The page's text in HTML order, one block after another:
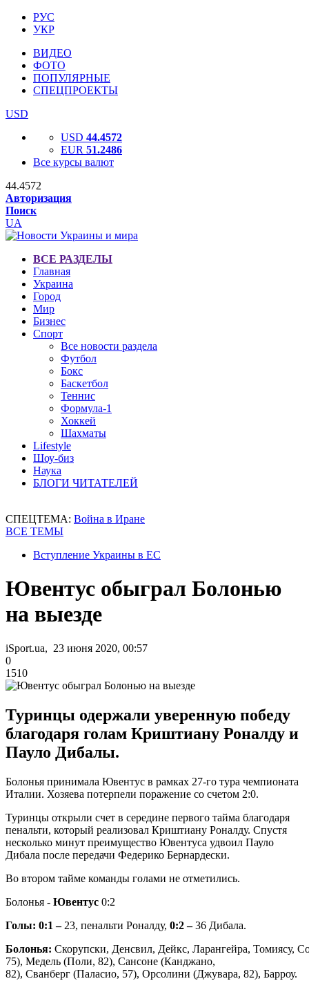
РУС
УКР
ВИДЕО
ФОТО
ПОПУЛЯРНЫЕ
СПЕЦПРОЕКТЫ
USD
USD 44.4572
EUR 51.2486
Все курсы валют
44.4572
Авторизация
Поиск
UA
ВСЕ РАЗДЕЛЫ
Главная
Украина
Город
Мир
Бизнес
Спорт
Все новости раздела
Футбол
Бокс
Баскетбол
Теннис
Формула-1
Хоккей
Шахматы
Lifestyle
Шоу-биз
Наука
БЛОГИ ЧИТАТЕЛЕЙ
СПЕЦТЕМА: Война в Иране
ВСЕ ТЕМЫ
Вступление Украины в ЕС
Ювентус обыграл Болонью
на выезде
iSport.ua, 23 июня 2020, 00:57
0
1510
Туринцы одержали уверенную победу
благодаря голам Криштиану Роналду и
Пауло Дибалы.
Болонья принимала Ювентус в рамках 27-го тура чемпионата
Италии. Хозяева потерпели поражение со счетом 2:0.
Туринцы открыли счет в середине первого тайма благодаря
пенальти, который реализовал Криштиану Роналду. Спустя
несколько минут преимущество Ювентуса удвоил Пауло
Дибала после передачи Федерико Бернардески.
Во втором тайме команды голами не отметились.
Болонья - Ювентус 0:2
Голы: 0:1 – 23, пенальти Роналду, 0:2 –36 Дибала.
Болонья: Скорупски, Денсвил, Дейкс, Ларангейра, Томиясу,
75), Медель (Поли, 82), Сансоне (Канджано,
82), Сванберг (Паласио, 57), Орсолини (Джувара, 82), Барроу.